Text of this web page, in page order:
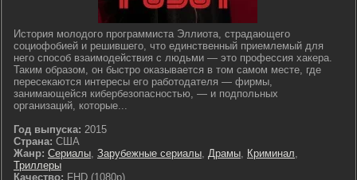
История молодого программиста Эллиота, страдающего
социофобией и решившего, что единственный приемлемый для
него способ взаимодействия с людьми — это профессия хакера.
Таким образом, он быстро оказывается в том самом месте, где
пересекаются интересы его работодателя — фирмы,
занимающейся кибербезопасностью, — и подпольных
организаций, которые...
Год выпуска: 2015
Страна: США
Жанр: Сериалы, Зарубежные сериалы, Драмы, Криминал,
Триллеры
Качество: FHD (1080p)